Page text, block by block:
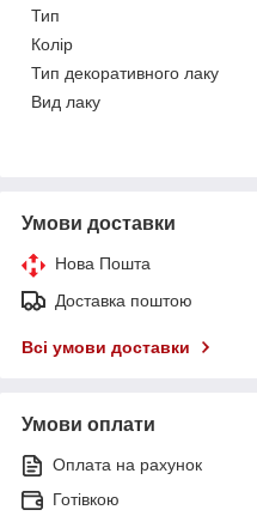
Тип
Колір
Тип декоративного лаку
Вид лаку
Умови доставки
Нова Пошта
Доставка поштою
Всі умови доставки
Умови оплати
Оплата на рахунок
Готівкою